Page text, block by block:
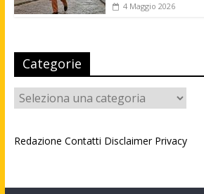
4 Maggio 2026
Categorie
Categorie
Redazione Contatti Disclaimer Privacy